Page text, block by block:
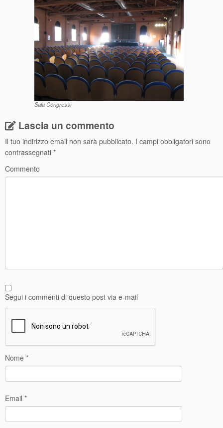
Sala Congressi
Lascia un commento
Il tuo indirizzo email non sarà pubblicato. I campi obbligatori sono
contrassegnati *
Commento
Segui i commenti di questo post via e-mail
Nome *
Email *